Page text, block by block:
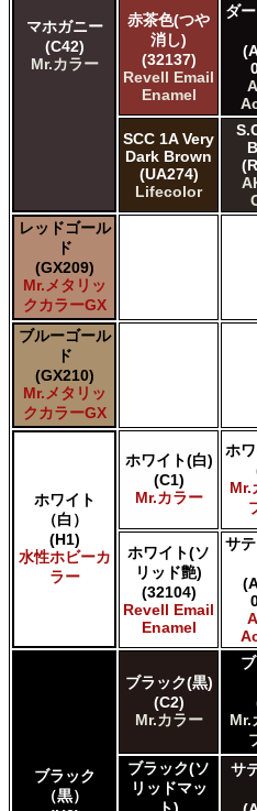
AK INTERACTIVE AK
AK INTERACTIVE AK Real
ALCLAD II ALCLAD II
AMMO by Mig Jimenez
Acrylicos Vallejo Vallejo
Acrylicos Vallejo Vallejo
Acrylicos Vallejo Vallejo
Acrylicos Vallejo Vallejo
Acrylicos Vallejo Vallejo
Acrylicos Vallejo Vallejo
Acrylicos Vallejo Vallejo
Acrylicos Vallejo Vallejo
Citadel Colour Citadel
E7 Paints E7 Paints
HATAKA HOBBY Hataka
Humbrol - Hornby Hobbies
Humbrol of Hornby
Italeri Italeri
Lifecolor Lifecolor
Mission Models Mission
Revell of Germany Revell
Revell of Germany Revell
Testors of Rust-Oleum
Acrylic
Testors of Rust-Oleum
Enamel
The Scale Modellers
Xtracolor Xtracolor
ガイアノーツ ガイア エナ
ガイアノーツ ガイアカラー
タミヤ タミヤ アクリル塗
タミヤ タミヤ アクリル塗
タミヤ タミヤ エアーモデ
タミヤ タミヤ エナメル塗
タミヤ タミヤ トップコ
タミヤ タミヤ ラッカー塗
マホガニー
(C42)
Mr.カラー
赤茶色(つや
消し)
(32137)
Revell Email
Enamel
ダ
SCC 1A Very
Dark Brown
(UA274)
Lifecolor
レッドゴール
ド
(GX209)
Mr.メタリッ
クカラーGX
ブルーゴール
ド
(GX210)
Mr.メタリッ
クカラーGX
ホワイト
（白）
(H1)
水性ホビーカ
ラー
ホワイト(白)
(C1)
Mr.カラー
ホ
Mr.
ホワイト(ソ
リッド艶)
(32104)
Revell Email
Enamel
サ
ブラック
（黒）
ブラック(黒)
(C2)
Mr.カラー
Mr.
ブラック(ソ
リッドマッ
ト)
サ